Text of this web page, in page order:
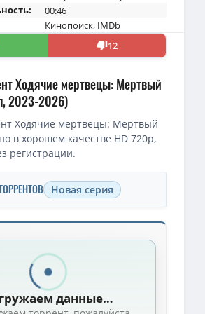
00:46
Кинопоиск, IMDb
12
Ходячие мертвецы: Мертвый
2023-2026)
Ходячие мертвецы: Мертвый
в хорошем качестве HD 720p,
регистрации.
Новая серия
— Ходячие мертвецы: Мертвый город / The
мертвецы: Мертвый город (3 сезон: 1 серии
мертвецы: Мёртвый город (1 сезон: 1-6
Мертвый город / The Walking Dead: Dead
данные…